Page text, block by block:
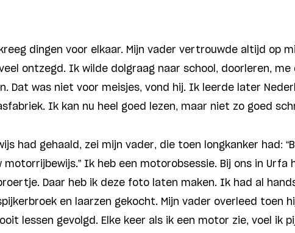
dingen voor elkaar. Mijn vader vertrouwde altijd op
ontzegd. Ik wilde dolgraag naar school, doorleren, me
Dat was niet voor meisjes, vond hij. Ik leerde later
Ik kan nu heel goed lezen, maar niet zo goed
had gehaald, zei mijn vader, die toen longkanker had:
Ik heb een motorobsessie. Bij ons in Urfa
Daar heb ik deze foto laten maken. Ik had al
en laarzen gekocht. Mijn vader overleed toen
lessen gevolgd. Elke keer als ik een motor zie, voel ik